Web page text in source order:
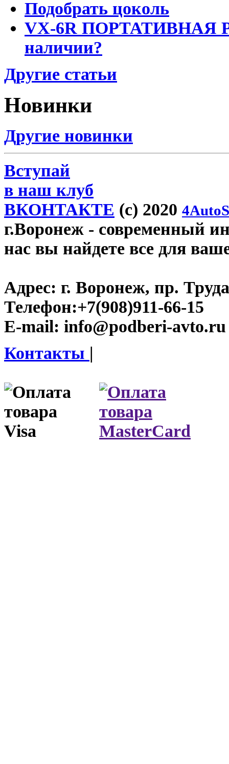
Подобрать цоколь
VX-6R ПОРТАТИВНАЯ
наличии?
Другие статьи
Новинки
Другие новинки
Вступай
в наш клуб
ВКОНТАКТЕ (c) 2020
г.Воронеж - современный
нас вы найдете все для
Адрес: г. Воронеж, пр.
Телефон:+7(908)911-66-15
E-mail: info@podberi-avto.ru
Контакты |